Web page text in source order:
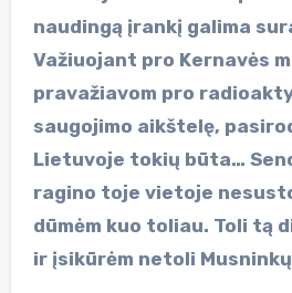
naudingą įrankį galima
Važiuojant pro Kernavės
pravažiavom pro
saugojimo aikštelę,
Lietuvoje tokių būta…
ragino toje vietoje
dūmėm kuo toliau. Toli tą
ir įsikūrėm netoli